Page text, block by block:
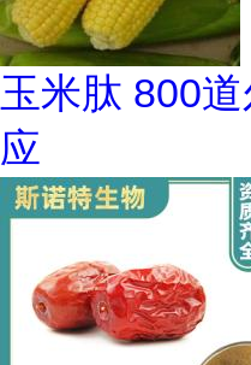
玉米肽 800
应